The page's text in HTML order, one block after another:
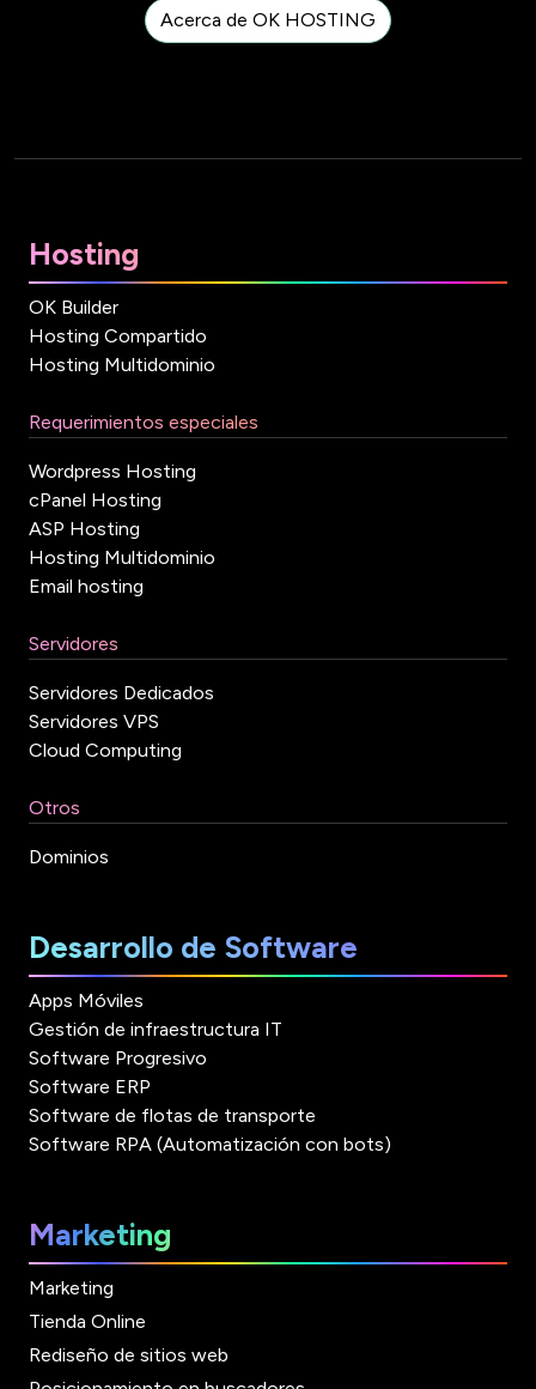
Acerca de OK HOSTING
Hosting
OK Builder
Hosting Compartido
Hosting Multidominio
Requerimientos especiales
Wordpress Hosting
cPanel Hosting
ASP Hosting
Hosting Multidominio
Email hosting
Servidores
Servidores Dedicados
Servidores VPS
Cloud Computing
Otros
Dominios
Desarrollo de Software
Apps Móviles
Gestión de infraestructura IT
Software Progresivo
Software ERP
Software de flotas de transporte
Software RPA (Automatización con bots)
Marketing
Marketing
Tienda Online
Rediseño de sitios web